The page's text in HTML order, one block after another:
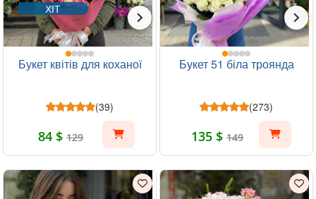
ХІТ
Букет квітів для коханої
(39)
84 $ 129
Букет 51 біла троянда
(273)
135 $ 149